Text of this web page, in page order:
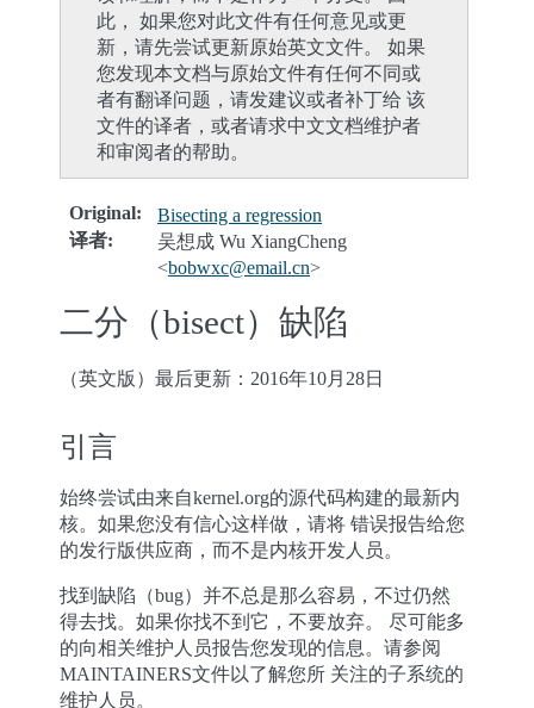
此， 如果您对此文件有任何意见或更
新，请先尝试更新原始英文文件。 如果
您发现本文档与原始文件有任何不同或
者有翻译问题，请发建议或者补丁给 该
文件的译者，或者请求中文文档维护者
和审阅者的帮助。
Original:
Bisecting a regression
译者:
吴想成 Wu XiangCheng
<bobwxc@email.cn>
二分（bisect）缺陷
（英文版）最后更新：2016年10月28日
引言
始终尝试由来自kernel.org的源代码构建的最新内
核。如果您没有信心这样做，请将 错误报告给您
的发行版供应商，而不是内核开发人员。
找到缺陷（bug）并不总是那么容易，不过仍然
得去找。如果你找不到它，不要放弃。 尽可能多
的向相关维护人员报告您发现的信息。请参阅
MAINTAINERS文件以了解您所 关注的子系统的
维护人员。